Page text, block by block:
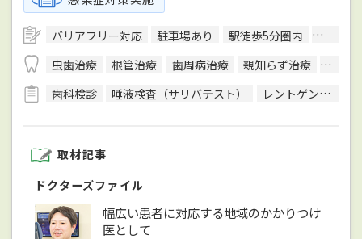
バリアフリー対応 駐車場あり 駅徒歩5分圏内
予約可
虫歯治療
根管治療 歯周病治療 親知らず治療
顎関
歯科検診
唾液検査（サリバテスト） レントゲン検査
取材記事
ドクターズファイル
幅広い患者に対応する地域のかかりつけ
医として